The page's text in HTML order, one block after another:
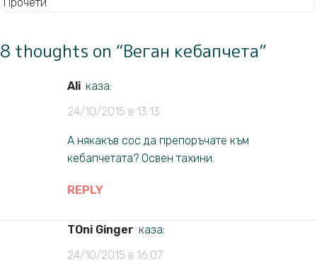
Прочети
8 thoughts on “Веган кебапчета”
Ali каза:
24/10/2015 в 13:13
А някакъв сос да препоръчате към
кебапчетата? Освен тахини.
REPLY
TOni Ginger каза:
24/10/2015 в 16:07